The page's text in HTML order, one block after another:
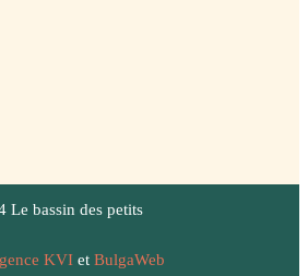
bassin des petits
KVIet BulgaWeb